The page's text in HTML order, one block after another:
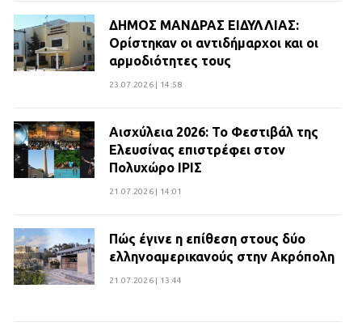
ΔΗΜΟΣ ΜΑΝΔΡΑΣ ΕΙΔΥΛΛΙΑΣ:
Ορίστηκαν οι αντιδήμαρχοι και οι
αρμοδιότητες τους
23.07.2026 | 14:58
Αισχύλεια 2026: Το Φεστιβάλ της
Ελευσίνας επιστρέφει στον
Πολυχώρο ΙΡΙΣ
21.07.2026 | 14:01
Πώς έγινε η επίθεση στους δύο
ελληνοαμερικανούς στην Ακρόπολη
21.07.2026 | 13:44